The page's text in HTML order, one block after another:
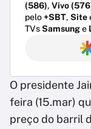
(586), Vivo
pelo+SBT, Site
TVsSamsunge
O presidente
feira (15.mar)
preço do barril